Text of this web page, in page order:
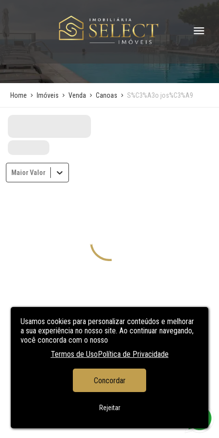
Usamos cookies para personalizar conteúdos e melhorar
a sua experiência no nosso site. Ao continuar navegando,
você concorda com o nosso
Termos de UsoPolítica de Privacidade
Concordar
Rejeitar
Home Imóveis Venda Canoas S%C3%A3o jos%C3%A9
Maior Valor